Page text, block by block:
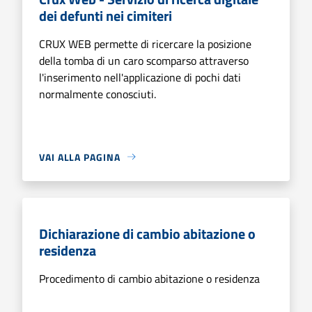
dei defunti nei cimiteri
CRUX WEB permette di ricercare la posizione
della tomba di un caro scomparso attraverso
l'inserimento nell'applicazione di pochi dati
normalmente conosciuti.
VAI ALLA PAGINA
Dichiarazione di cambio abitazione o
residenza
Procedimento di cambio abitazione o residenza